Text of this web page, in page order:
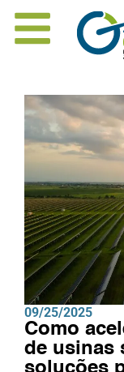
09/25/2025
Como
de usinas